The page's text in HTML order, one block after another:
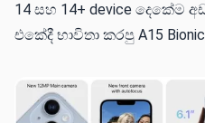
14 සහ 14+ device දෙකේම
එකේදී භාවිතා කරපු A15